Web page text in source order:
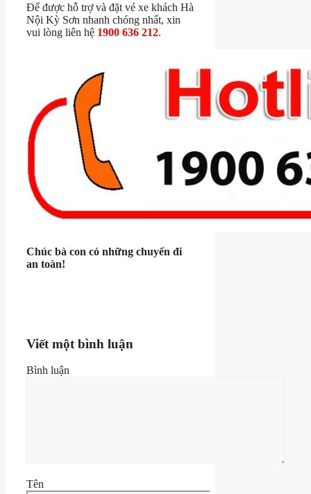
Để được hỗ trợ và đặt vé xe khách Hà
Nội Kỳ Sơn nhanh chóng nhất, xin
vui lòng liên hệ 1900 636 212.
Chúc bà con có những chuyến đi
an toàn!
Viết một bình luận
Bình luận
Tên